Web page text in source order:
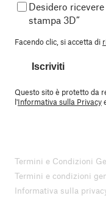
Desidero
stampa 3D”
Facendo clic, si accetta di
Iscriviti
Questo sito è protetto da
l'Informativa sulla Privacy
Termini e Condizioni
Termini e condizioni
Informativa sulla